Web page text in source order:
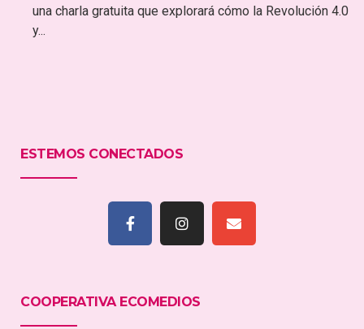
una charla gratuita que explorará cómo la Revolución 4.0
y...
ESTEMOS CONECTADOS
COOPERATIVA ECOMEDIOS